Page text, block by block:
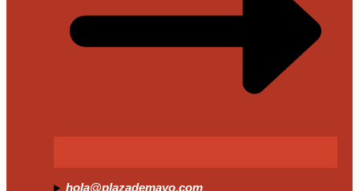
hola@plazademayo.com